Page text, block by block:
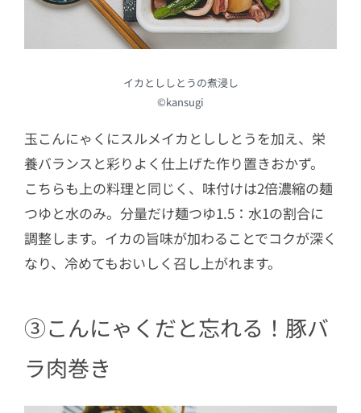
イカとししとうの煮浸し
©kansugi
玉こんにゃくにスルメイカとししとうを加え、栄
養バランスと彩りよく仕上げた作り置きおかず。
こちらも上の料理と同じく、味付けは2倍濃縮の麺
つゆと水のみ。分量だけ麺つゆ1.5：水1の割合に
調整します。イカの旨味が加わることでコクが深く
なり、冷めてもおいしく召し上がれます。
③こんにゃくだと忘れる！豚バ
ラ肉巻き